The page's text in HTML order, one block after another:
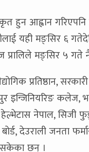
हुन आह्वान
यही मङ्सिर ६
प्रालिले मङ्सिर ५
प्रतिष्ठान,
कलेज,
नेपाल, सिजी
देउराली जनता
छन् ।